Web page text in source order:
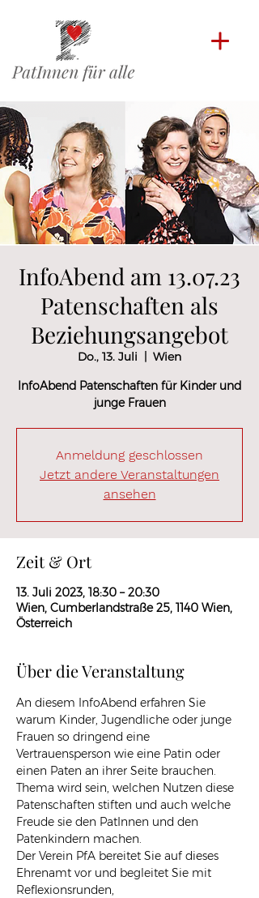
InfoAbend am 13.07.23
Patenschaften als
Beziehungsangebot
Do., 13. Juli
Wien
InfoAbend Patenschaften für Kinder und
junge Frauen
Anmeldung geschlossen
Jetzt andere Veranstaltungen
ansehen
Zeit & Ort
13. Juli 2023, 18:30 – 20:30
Wien, Cumberlandstraße 25, 1140 Wien,
Österreich
Über die Veranstaltung
An diesem InfoAbend erfahren Sie
warum Kinder, Jugendliche oder junge
Frauen so dringend eine
Vertrauensperson wie eine Patin oder
einen Paten an ihrer Seite brauchen.
Thema wird sein, welchen Nutzen diese
Patenschaften stiften und auch welche
Freude sie den PatInnen und den
Patenkindern machen.
Der Verein PfA bereitet Sie auf dieses
Ehrenamt vor und begleitet Sie mit
Reflexionsrunden,